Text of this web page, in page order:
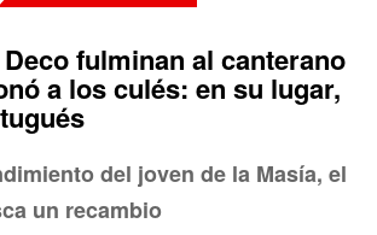
fulminan al canterano
a los culés: en su lugar,
del joven de la Masía, el
un recambio